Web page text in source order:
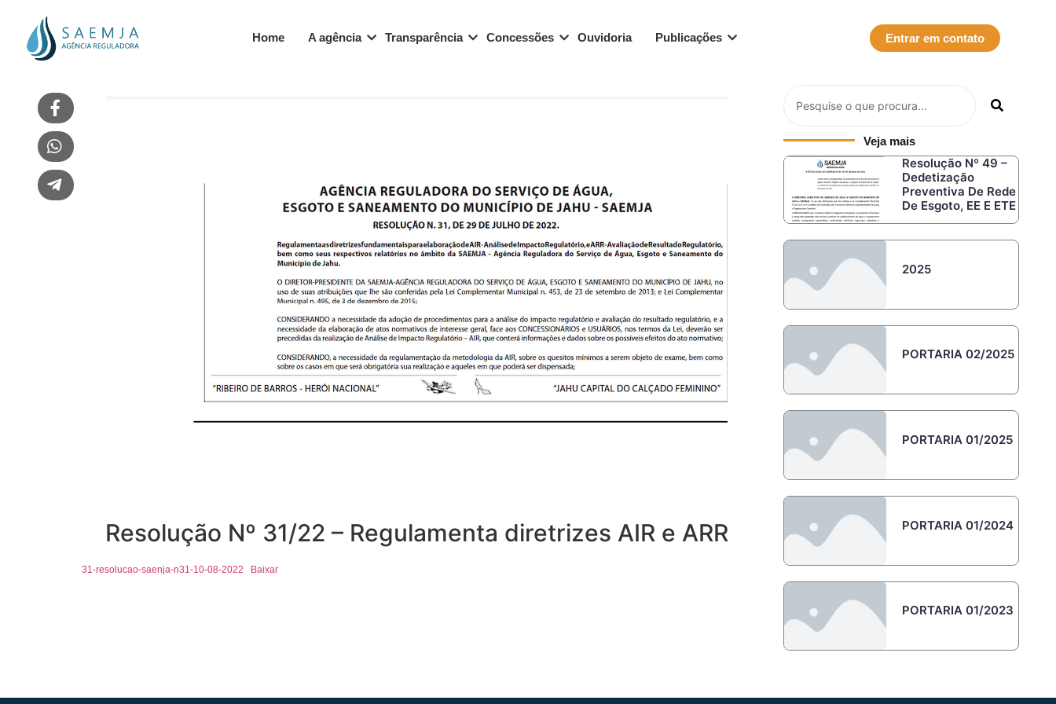
Home A agência Transparência Concessões Ouvidoria Publicações Entrar em contato
Resolução Nº 31/22 – Regulamenta diretrizes AIR e ARR
31-resolucao-saenja-n31-10-08-2022 Baixar
Veja mais
Resolução Nº 49 –
Dedetização
Preventiva De Rede
De Esgoto, EE E ETE
2025
PORTARIA 02/2025
PORTARIA 01/2025
PORTARIA 01/2024
PORTARIA 01/2023